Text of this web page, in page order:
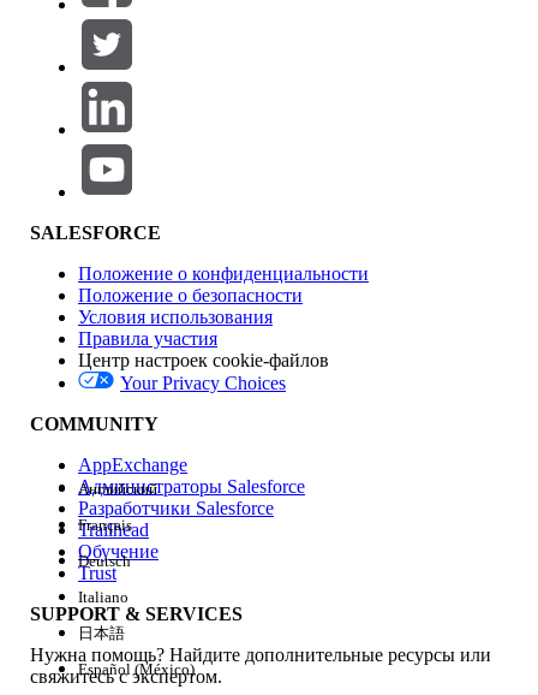
SALESFORCE
Положение о конфиденциальности
Положение о безопасности
Условия использования
Правила участия
Центр настроек cookie-файлов
Your Privacy Choices
COMMUNITY
AppExchange
Администраторы Salesforce
Разработчики Salesforce
Trailhead
Обучение
Trust
SUPPORT & SERVICES
Нужна помощь? Найдите дополнительные ресурсы или
свяжитесь с экспертом.
Английский
Français
Deutsch
Italiano
日本語
Español (México)